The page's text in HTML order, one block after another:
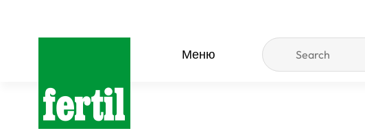
Меню